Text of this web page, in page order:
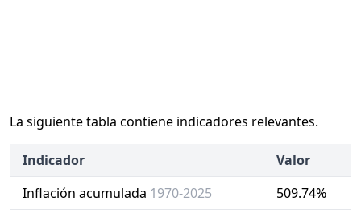
La siguiente tabla contiene indicadores relevantes.
Indicador
Valor
Inflación acumulada 1970-2025
509.74%